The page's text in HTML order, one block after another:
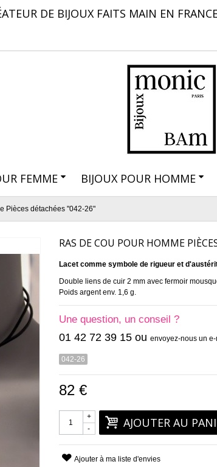
DE BIJOUX FAITS MAIN EN
FEMME BIJOUX POUR HOMME
Pièces détachées "042-26"
RAS DE COU POUR HOMME
Lacet comme symbole de rigueur et
Double liens de cuir 2 mm avec fermoir
Poids argent env. 1,6 g.
Une question, un conseil ?
01 42 72 39 15 ou envoyez-nous un e-
042-26
82 €
-
+ AJOUTER AU
Ajouter à ma liste d'envies